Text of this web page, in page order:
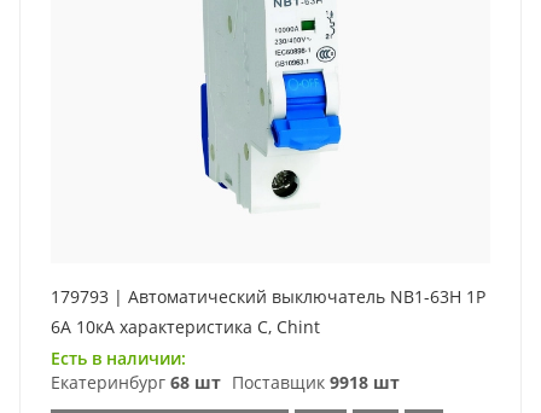
179793 | Автоматический выключатель NB1-63H 1P
6А 10кА характеристика C, Chint
Есть в наличии:
Екатеринбург 68 шт Поставщик 9918 шт